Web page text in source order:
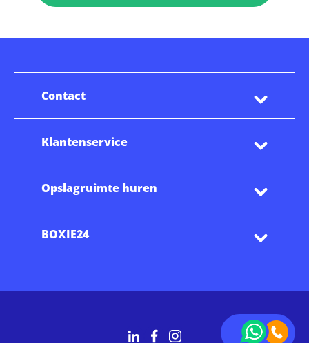
Contact
Klantenservice
Opslagruimte huren
BOXIE24